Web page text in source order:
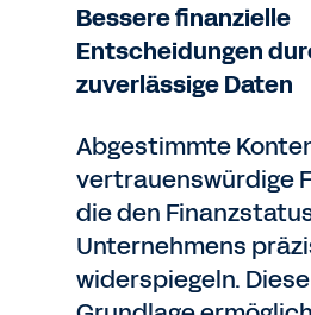
Bessere finanzielle
Entscheidungen
zuverlässige Daten
Abgestimmte
vertrauenswürdige
die den
Unternehmens
widerspiegeln.